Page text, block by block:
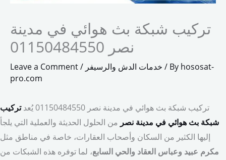
تركيب شبكة بث هوائي في مدينة
نصر 01150484550
Leave a Comment/ خدمات الدش والرسيفر / By hososat-
pro.com
تركيب شبكة بث هوائي في مدينة نصر 01150484550 يُعد
تركيب
شبكة بث هوائي في مدينة نصر من الحلول الحديثة والعملية التي يلجأ
إليها الكثير من السكان وأصحاب العقارات، خاصة في مناطق مثل
مكرم عبيد وعباس العقاد والحي السابع، لما توفره هذه الشبكات من